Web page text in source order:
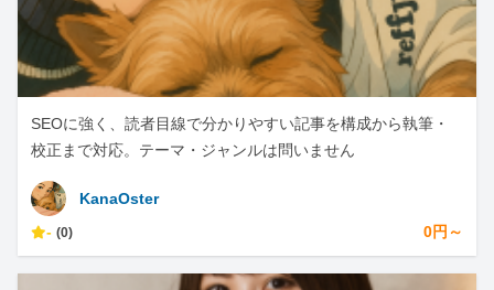
SEOに強く、読者目線で分かりやすい記事を構成から執筆・
校正まで対応。テーマ・ジャンルは問いません
KanaOster
- (0) 0円～